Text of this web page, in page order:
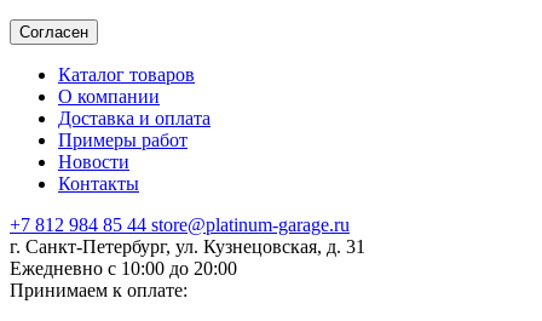
Согласен
Каталог товаров
О компании
Доставка и оплата
Примеры работ
Новости
Контакты
+7 812 984 85 44 store@platinum-garage.ru
г. Санкт-Петербург, ул. Кузнецовская, д. 31
Ежедневно с 10:00 до 20:00
Принимаем к оплате: